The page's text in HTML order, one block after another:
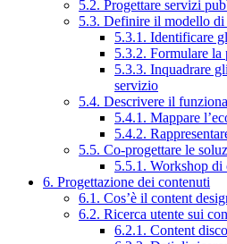
5.2. Progettare servizi
5.3. Definire il modello di
5.3.1. Identificare
5.3.2. Formulare la
5.3.3. Inquadrare
servizio
5.4. Descrivere il
5.4.1. Mappare
5.4.2.
5.5. Co-progettare le
5.5.1. Workshop di
6. Progettazione dei contenuti
6.1. Cos’è il content
6.2. Ricerca utente sui
6.2.1. Content